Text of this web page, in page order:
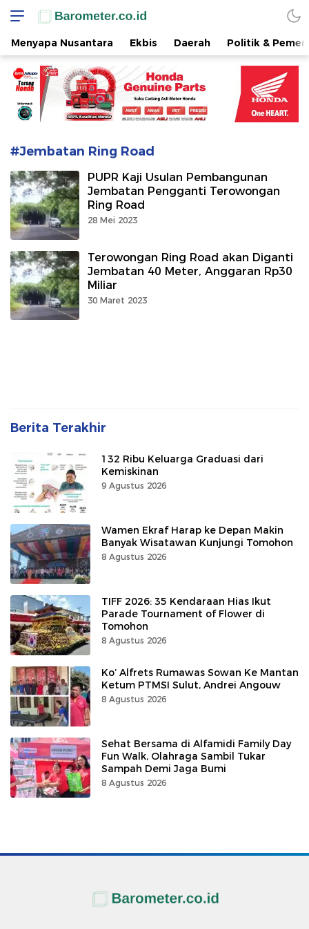
www.barometer.co.id
Berita Terkini di Sulawesi Utara
Menyapa Nusantara Ekbis Daerah Politik &
#Jembatan Ring Road
PUPR Kaji Usulan Pembangunan
Jembatan Pengganti Terowongan
Ring Road
28 Mei 2023
Terowongan Ring Road akan Diganti
Jembatan 40 Meter, Anggaran Rp30
Miliar
30 Maret 2023
Berita Terakhir
132 Ribu Keluarga Graduasi dari
Kemiskinan
9 Agustus 2026
Wamen Ekraf Harap ke Depan Makin
Banyak Wisatawan Kunjungi Tomohon
8 Agustus 2026
TIFF 2026: 35 Kendaraan Hias Ikut
Parade Tournament of Flower di
Tomohon
8 Agustus 2026
Ko’ Alfrets Rumawas Sowan Ke Mantan
Ketum PTMSI Sulut, Andrei Angouw
8 Agustus 2026
Sehat Bersama di Alfamidi Family Day
Fun Walk, Olahraga Sambil Tukar
Sampah Demi Jaga Bumi
8 Agustus 2026